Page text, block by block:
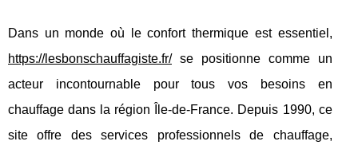
Dans un monde où le confort thermique est essentiel,
https://lesbonschauffagiste.fr/se positionne comme un
acteur incontournable pour tous vos besoins en
chauffage dans la région Île-de-France. Depuis 1990, ce
site offre des services professionnels de chauffage,